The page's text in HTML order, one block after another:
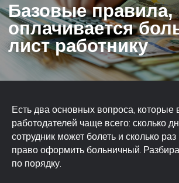
Есть два основных вопроса, которые
работодателей чаще всего: сколько
сотрудник может болеть и сколько раз
право оформить больничный.
по порядку.